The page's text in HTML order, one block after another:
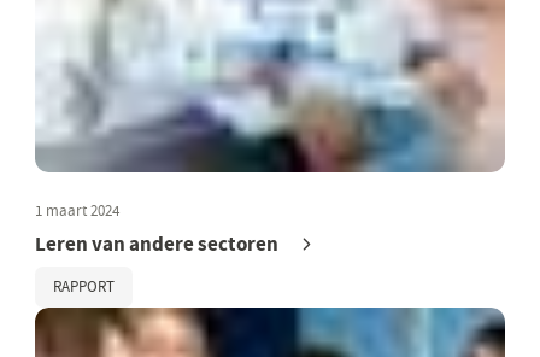
1 maart 2024
Leren van andere sectoren
RAPPORT